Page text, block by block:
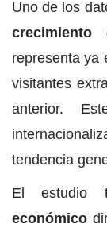
Uno de los
crecimiento
representa ya
visitantes
anterior.
tendencia
El estudio
económico